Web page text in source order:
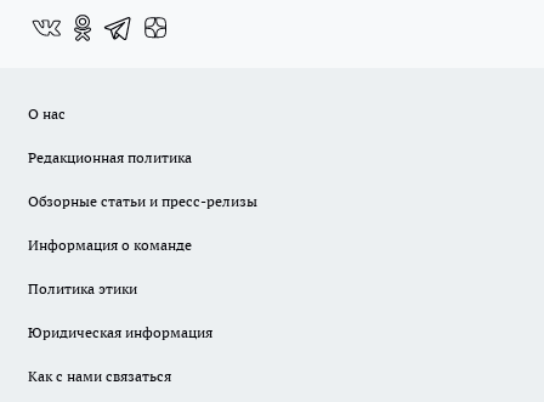
О нас
Редакционная политика
Обзорные статьи и пресс-релизы
Информация о команде
Политика этики
Юридическая информация
Как с нами связаться